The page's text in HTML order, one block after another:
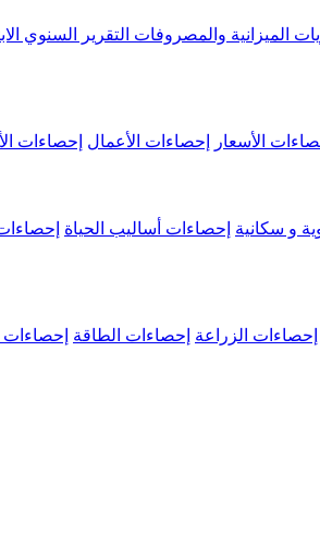
الميزانية والمصروفات التقرير السنوي
الأسعار إحصاءات الأعمال إحصاءات
و سكانية إحصاءات أساليب الحياة
إحصاءات الزراعة إحصاءات الطاقة إحصاءات